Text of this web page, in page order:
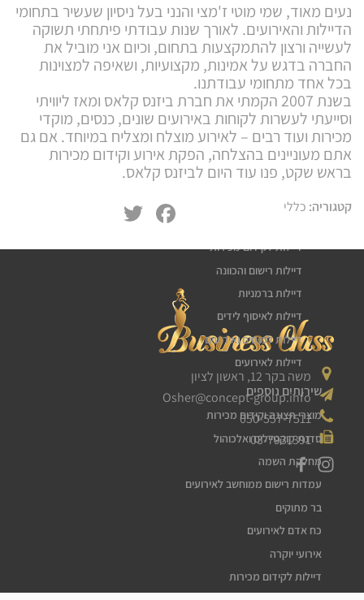
נעים מאוד, שמי מוטי ז'מצי והנני בעל ניסיון שעשיר בתחומי
הדיילות והאירועים. לאורך שנות עבודתי פיתחתי תשוקה
לעשייה ורצון להתמקצעות בתחום, וכיום אני מוביל את
החברה בדגש על אמינות, מקצועיות, ושאיפה למצוינות
בכל אחד מתחומי עבודתנו.
בשנת 2007 הקמתי את חברת ביזנס קלאס ומאז ליוויתי
וסייעתי לעשרות לקוחות באירועים שונים, כנסים, מוקדי
מכירות ועוד רבים – לאירוע מוצלח ומצליח במיוחד. אם גם
אתם מעוניינים בהצלחה, הפקת אירוע וקידום מכירות
בראש שקט, פנו עוד היום לביזנס קלאס.
קטגוריה: כללי Facebook
משה בקר 12, ראשון לציון
Osher@concept-group.info
050-557-7511
03-7931391
שירותי דיילות
דיילת טעימות
דיילות לקידום מכירות
דיילות רישום והכוונה
דיילות ברמניות
דיילות לאיסוף לידים
דיילות לכנסים ואירועים
דיילות לאירועים
שירותים נוספים
מוצרי תצוגה וקידום מכירות
סדנת קוקטיילים ואלכוהול
מחלקת השמה
עמדות רישום ממוחשב לאירועים
בר מתוקים
כח אדם לאירועים
אירועי יוקרה
דיילות לקידום מכירות